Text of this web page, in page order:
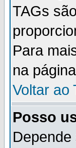
TAGs
Para
na
Voltar ao
Posso